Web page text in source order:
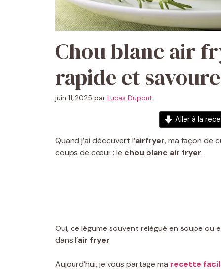
Chou blanc air
rapide et
juin 11, 2025 par Lucas Dupont
Aller à la
Quand j’ai découvert l’airfryer, ma façon de
coups de cœur : le chou blanc air fryer.
Oui, ce légume souvent relégué en soupe ou
dans l’air fryer.
Aujourd’hui, je vous partage ma recette